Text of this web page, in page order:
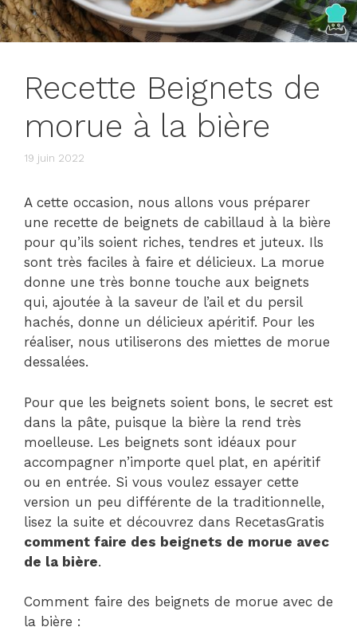
Recette Beignets de
morue à la bière
19 juin 2022
A cette occasion, nous allons vous préparer
une recette de beignets de cabillaud à la bière
pour qu’ils soient riches, tendres et juteux. Ils
sont très faciles à faire et délicieux. La morue
donne une très bonne touche aux beignets
qui, ajoutée à la saveur de l’ail et du persil
hachés, donne un délicieux apéritif. Pour les
réaliser, nous utiliserons des miettes de morue
dessalées.
Pour que les beignets soient bons, le secret est
dans la pâte, puisque la bière la rend très
moelleuse. Les beignets sont idéaux pour
accompagner n’importe quel plat, en apéritif
ou en entrée. Si vous voulez essayer cette
version un peu différente de la traditionnelle,
lisez la suite et découvrez dans RecetasGratis
comment faire des beignets de morue avec
de la bière.
Comment faire des beignets de morue avec de
la bière :